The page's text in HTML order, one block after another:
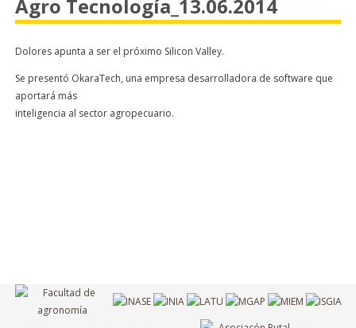
Agro Tecnología_13.06.2014
Dolores apunta a ser el próximo Silicon Valley.
Se presentó OkaraTech, una empresa desarrolladora de software que
aportará más
inteligencia al sector agropecuario.